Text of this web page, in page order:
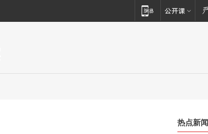
热点新闻